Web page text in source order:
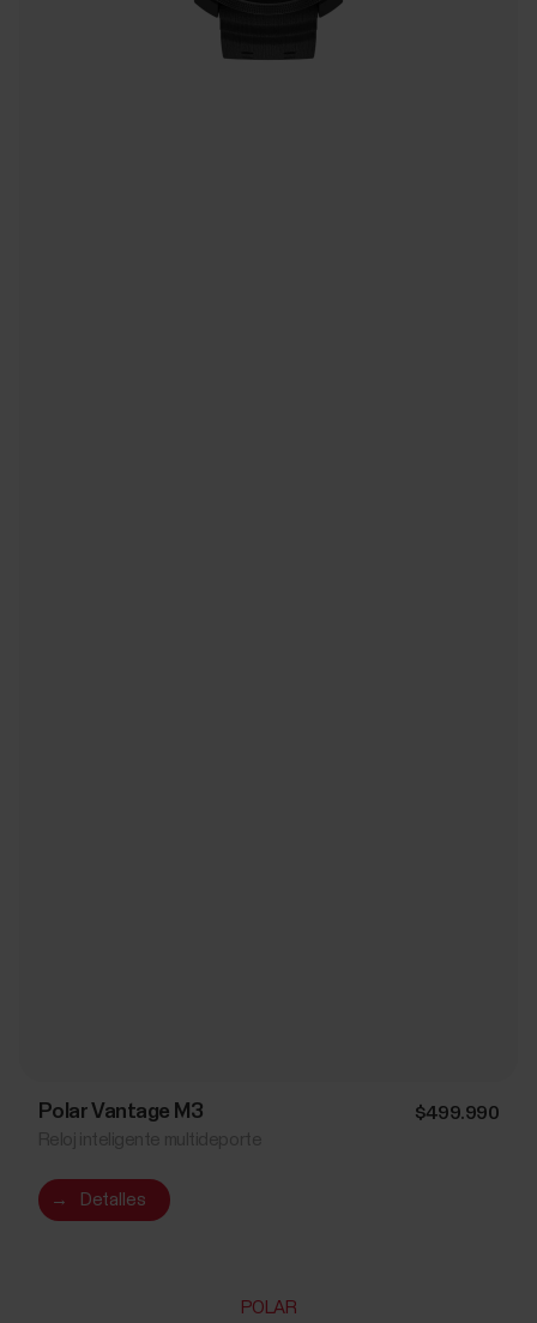
Polar Vantage M3 $499.990
→ Detalles
POLAR